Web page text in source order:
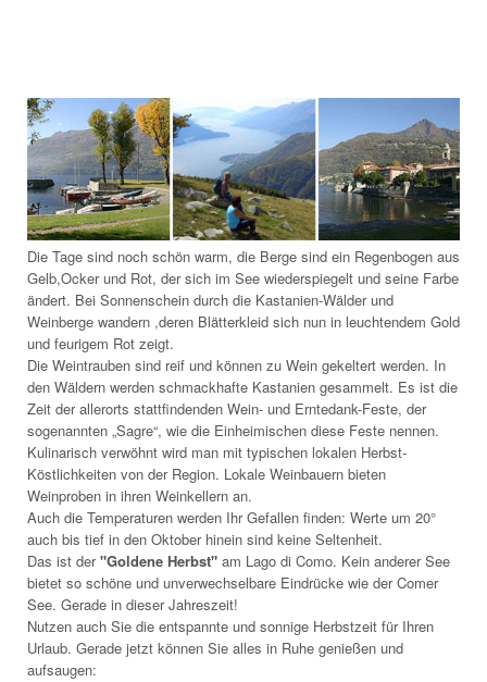
Die Tage sind noch schön warm, die Berge sind ein Regenbogen aus
Gelb,Ocker und Rot, der sich im See wiederspiegelt und seine Farbe
ändert. Bei Sonnenschein durch die Kastanien-Wälder und
Weinberge wandern ,deren Blätterkleid sich nun in leuchtendem Gold
und feurigem Rot zeigt.
Die Weintrauben sind reif und können zu Wein gekeltert werden. In
den Wäldern werden schmackhafte Kastanien gesammelt. Es ist die
Zeit der allerorts stattfindenden Wein- und Erntedank-Feste, der
sogenannten „Sagre“, wie die Einheimischen diese Feste nennen.
Kulinarisch verwöhnt wird man mit typischen lokalen Herbst-
Köstlichkeiten von der Region. Lokale Weinbauern bieten
Weinproben in ihren Weinkellern an.
Auch die Temperaturen werden Ihr Gefallen finden: Werte um 20°
auch bis tief in den Oktober hinein sind keine Seltenheit.
Das ist der"Goldene Herbst" am Lago di Como. Kein anderer See
bietet so schöne und unverwechselbare Eindrücke wie der Comer
See. Gerade in dieser Jahreszeit!
Nutzen auch Sie die entspannte und sonnige Herbstzeit für Ihren
Urlaub. Gerade jetzt können Sie alles in Ruhe genießen und
aufsaugen: